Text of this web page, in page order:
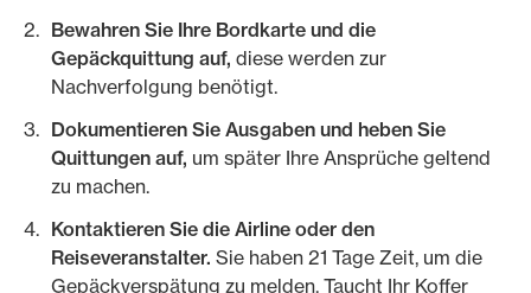
Bewahren Sie Ihre Bordkarte und die
Gepäckquittung auf, diese werden zur
Nachverfolgung benötigt.
Dokumentieren Sie Ausgaben und heben Sie
Quittungen auf, um später Ihre Ansprüche geltend
zu machen.
Kontaktieren Sie die Airline oder den
Reiseveranstalter. Sie haben 21 Tage Zeit, um die
Gepäckverspätung zu melden. Taucht Ihr Koffer